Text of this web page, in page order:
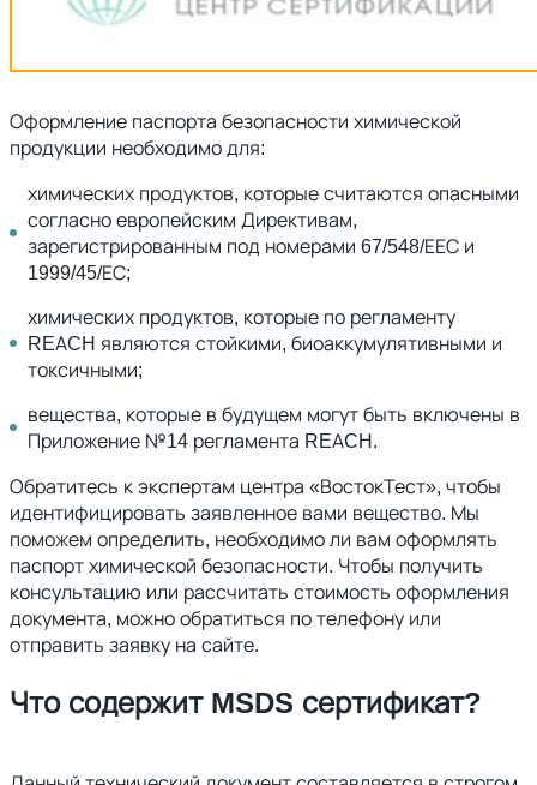
Оформление паспорта безопасности химической
продукции необходимо для:
химических продуктов, которые считаются опасными
согласно европейским Директивам,
зарегистрированным под номерами 67/548/ЕЕС и
1999/45/ЕС;
химических продуктов, которые по регламенту
REACH являются стойкими, биоаккумулятивными и
токсичными;
вещества, которые в будущем могут быть включены в
Приложение №14 регламента REACH.
Обратитесь к экспертам центра «ВостокТест», чтобы
идентифицировать заявленное вами вещество. Мы
поможем определить, необходимо ли вам оформлять
паспорт химической безопасности. Чтобы получить
консультацию или рассчитать стоимость оформления
документа, можно обратиться по телефону или
отправить заявку на сайте.
Что содержит MSDS сертификат?